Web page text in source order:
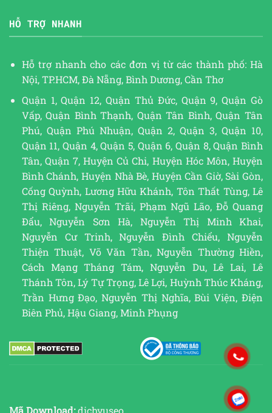
HỖ TRỢ NHANH
Hỗ trợ nhanh cho các đơn vị từ các thành phố: Hà
Nội, TP.HCM, Đà Nẵng, Bình Dương, Cần Thơ
Quận 1, Quận 12, Quận Thủ Đức, Quận 9, Quận Gò
Vấp, Quận Bình Thạnh, Quận Tân Bình, Quận Tân
Phú, Quận Phú Nhuận, Quận 2, Quận 3, Quận 10,
Quận 11, Quận 4, Quận 5, Quận 6, Quận 8, Quận Bình
Tân, Quận 7, Huyện Củ Chi, Huyện Hóc Môn, Huyện
Bình Chánh, Huyện Nhà Bè, Huyện Cần Giờ, Sài Gòn,
Cống Quỳnh, Lương Hữu Khánh, Tôn Thất Tùng, Lê
Thị Riêng, Nguyễn Trãi, Phạm Ngũ Lão, Đỗ Quang
Đẩu, Nguyễn Sơn Hà, Nguyễn Thị Minh Khai,
Nguyễn Cư Trinh, Nguyễn Đình Chiểu, Nguyễn
Thiện Thuật, Võ Văn Tần, Nguyễn Thường Hiền,
Cách Mạng Tháng Tám, Nguyễn Du, Lê Lai, Lê
Thánh Tôn, Lý Tự Trọng, Lê Lợi, Huỳnh Thúc Kháng,
Trần Hưng Đạo, Nguyễn Thị Nghĩa, Bùi Viện, Điện
Biên Phủ, Hậu Giang, Minh Phụng
Mã Download:dichvuseo